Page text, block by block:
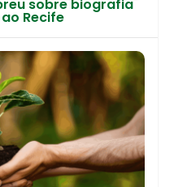
sobre biografia
Recife